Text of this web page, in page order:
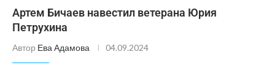
Артем Бичаев навестил ветерана Юрия
Петрухина
Автор Ева Адамова 04.09.2024